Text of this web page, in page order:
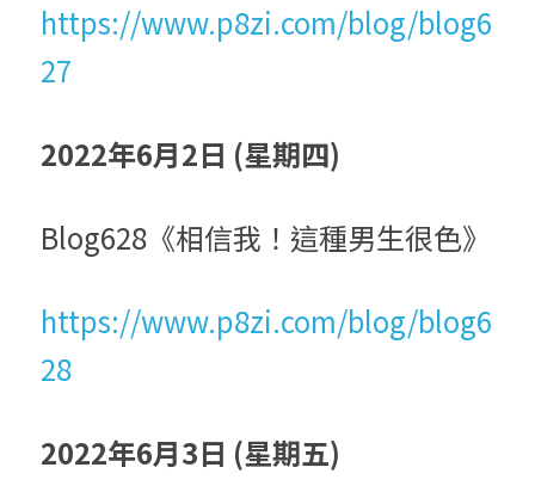
https://www.p8zi.com/blog/blog6
27
2022年6月2日 (星期四)
Blog628《相信我！這種男生很色》
https://www.p8zi.com/blog/blog6
28
2022年6月3日 (星期五)